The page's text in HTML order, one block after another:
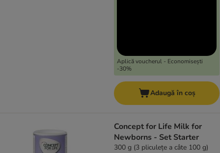
Aplică voucherul - Economisești
-30%
Adaugă în coș
Concept for Life Milk for
Newborns - Set Starter
300 g (3 pliculețe a câte 100 g)